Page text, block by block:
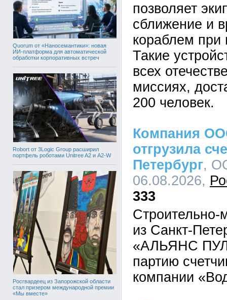
Quorum от «Наносемантики»: новая
ИИ-платформа для автоматической
обработки корпоративных встреч
Robort от 3Logic Group расширил
портфель роботами Unitree A2 и A2-W
Росгвардеец из Запорожской области
стал призером международной премии
«Мы вместе»
позволяет
сближение и
кораблем при
Такие
всех
миссиях,
200 человек.
Компания
отгрузила
Петербург,
06.08.2026,
333
Строительно-
из Санкт-
«АЛЬЯНС
партию
компании